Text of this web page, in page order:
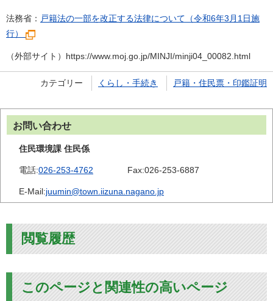
法務省： 戸籍法の一部を改正する法律について（令和6年3月1日施
行）
（外部サイト）https://www.moj.go.jp/MINJI/minji04_00082.html
カテゴリー くらし・手続き 戸籍・住民票・印鑑証明
お問い合わせ
住民環境課 住民係
電話:026-253-4762 Fax:026-253-6887
E-Mail:juumin@town.iizuna.nagano.jp
閲覧履歴
このページと関連性の高いページ